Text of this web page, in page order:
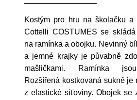
Kostým pro hru na školačku a
Cottelli COSTUMES se
na ramínka a obojku. Nevinný
a jemné krajky je půvabně
mašličkami. Ramínka
Rozšířená kostkovaná sukně je
z elastické síťoviny. Obojek se